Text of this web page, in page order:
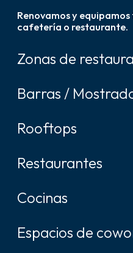
Renovamos y
cafetería o restaurante.
Zonas de
Barras /
Rooftops
Restaurantes
Cocinas
Espacios de